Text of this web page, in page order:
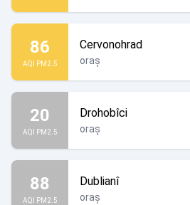
86
AQI PM2.5
Cervonohrad
oraș
20
AQI PM2.5
Drohobîci
oraș
88
AQI PM2.5
Dublianî
oraș